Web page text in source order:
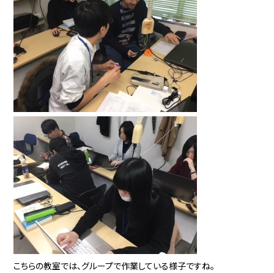
こちらの教室では、グループで作業している様子ですね。